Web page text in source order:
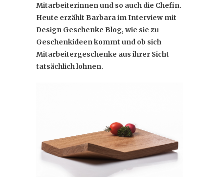
Mitarbeiterinnen und so auch die Chefin.
Heute erzählt Barbara im Interview mit
Design Geschenke Blog, wie sie zu
Geschenkideen kommt und ob sich
Mitarbeitergeschenke aus ihrer Sicht
tatsächlich lohnen.